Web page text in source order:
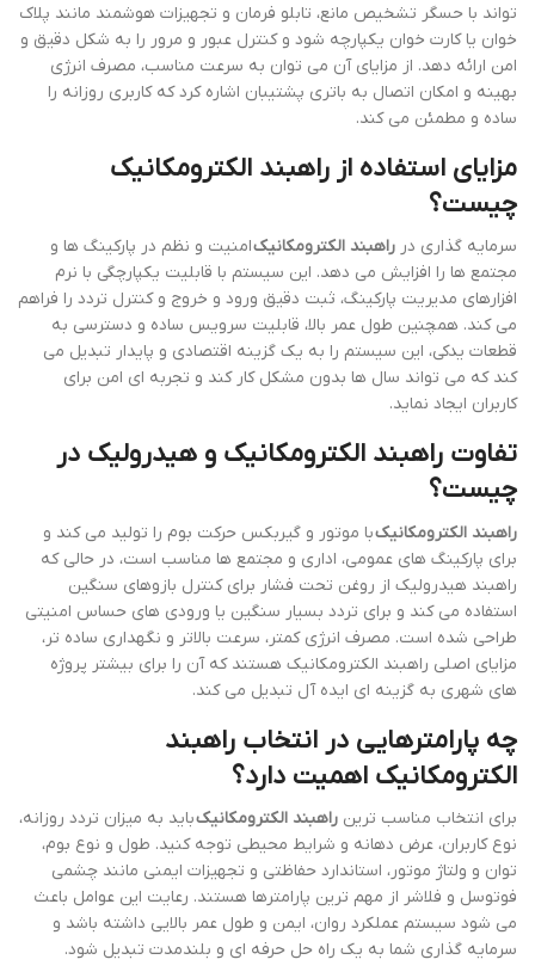
تواند با حسگر تشخیص مانع، تابلو فرمان و تجهیزات هوشمند مانند پلاک
خوان یا کارت خوان یکپارچه شود و کنترل عبور و مرور را به شکل دقیق و
امن ارائه دهد. از مزایای آن می توان به سرعت مناسب، مصرف انرژی
بهینه و امکان اتصال به باتری پشتیبان اشاره کرد که کاربری روزانه را
ساده و مطمئن می کند.
مزایای استفاده از راهبند الکترومکانیک
چیست؟
سرمایه گذاری در راهبند الکترومکانیکامنیت و نظم در پارکینگ ها و
مجتمع ها را افزایش می دهد. این سیستم با قابلیت یکپارچگی با نرم
افزارهای مدیریت پارکینگ، ثبت دقیق ورود و خروج و کنترل تردد را فراهم
می کند. همچنین طول عمر بالا، قابلیت سرویس ساده و دسترسی به
قطعات یدکی، این سیستم را به یک گزینه اقتصادی و پایدار تبدیل می
کند که می تواند سال ها بدون مشکل کار کند و تجربه ای امن برای
کاربران ایجاد نماید.
تفاوت راهبند الکترومکانیک و هیدرولیک در
چیست؟
راهبند الکترومکانیکبا موتور و گیربکس حرکت بوم را تولید می کند و
برای پارکینگ های عمومی، اداری و مجتمع ها مناسب است، در حالی که
راهبند هیدرولیک از روغن تحت فشار برای کنترل بازوهای سنگین
استفاده می کند و برای تردد بسیار سنگین یا ورودی های حساس امنیتی
طراحی شده است. مصرف انرژی کمتر، سرعت بالاتر و نگهداری ساده تر،
مزایای اصلی راهبند الکترومکانیک هستند که آن را برای بیشتر پروژه
های شهری به گزینه ای ایده آل تبدیل می کند.
چه پارامترهایی در انتخاب راهبند
الکترومکانیک اهمیت دارد؟
برای انتخاب مناسب ترین راهبند الکترومکانیکباید به میزان تردد روزانه،
نوع کاربران، عرض دهانه و شرایط محیطی توجه کنید. طول و نوع بوم،
توان و ولتاژ موتور، استاندارد حفاظتی و تجهیزات ایمنی مانند چشمی
فوتوسل و فلاشر از مهم ترین پارامترها هستند. رعایت این عوامل باعث
می شود سیستم عملکرد روان، ایمن و طول عمر بالایی داشته باشد و
سرمایه گذاری شما به یک راه حل حرفه ای و بلندمدت تبدیل شود.